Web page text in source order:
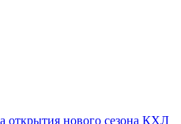
открытия нового сезона КХЛ